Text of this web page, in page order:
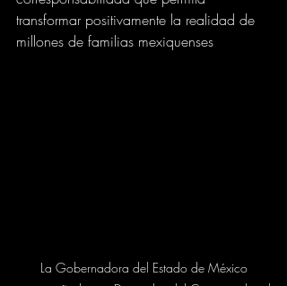
transformar positivamente la realidad de
millones de familias mexiquenses
La Gobernadora del Estado de México